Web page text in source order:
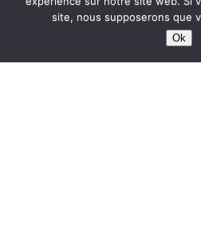
site, nous supposerons que
Ok